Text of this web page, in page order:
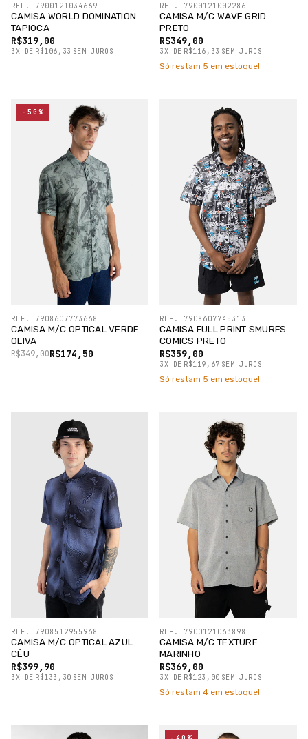
CAMISA WORLD DOMINATION
TAPIOCA
R$319,00
3X DE R$106,33 SEM JUROS
REF. 7900121034669
CAMISA M/C WAVE GRID
PRETO
R$349,00
3X DE R$116,33 SEM JUROS
REF. 7900121002286
Só restam 5 em estoque!
CAMISA M/C OPTICAL VERDE
OLIVA
R$174,50
R$349,00
REF. 7908607773668
-50%
CAMISA FULL PRINT SMURFS
COMICS PRETO
R$359,00
3X DE R$119,67 SEM JUROS
REF. 7908607745313
Só restam 5 em estoque!
CAMISA M/C OPTICAL AZUL
CÉU
R$399,90
3X DE R$133,30 SEM JUROS
REF. 7908512955968
CAMISA M/C TEXTURE
MARINHO
R$369,00
3X DE R$123,00 SEM JUROS
REF. 7900121063898
Só restam 4 em estoque!